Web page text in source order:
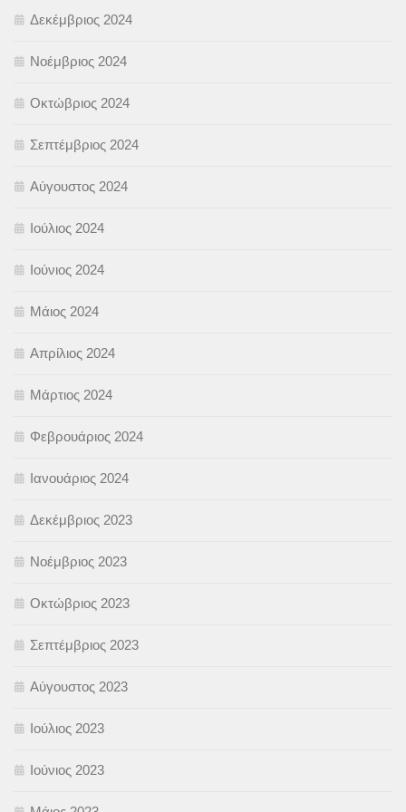
Δεκέμβριος 2024
Νοέμβριος 2024
Οκτώβριος 2024
Σεπτέμβριος 2024
Αύγουστος 2024
Ιούλιος 2024
Ιούνιος 2024
Μάιος 2024
Απρίλιος 2024
Μάρτιος 2024
Φεβρουάριος 2024
Ιανουάριος 2024
Δεκέμβριος 2023
Νοέμβριος 2023
Οκτώβριος 2023
Σεπτέμβριος 2023
Αύγουστος 2023
Ιούλιος 2023
Ιούνιος 2023